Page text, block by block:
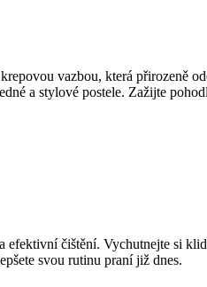
vazbou, která přirozeně
a stylové postele. Zažijte
efektivní čištění. Vychutnejte si
svou rutinu praní již dnes.